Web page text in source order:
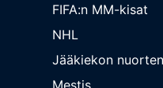
FIFA:n MM-kisat
NHL
Jääkiekon
Mestis